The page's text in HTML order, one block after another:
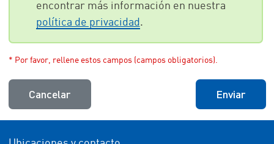
encontrar más información en nuestra
política de privacidad .
* Por favor, rellene estos campos (campos obligatorios).
Cancelar Enviar